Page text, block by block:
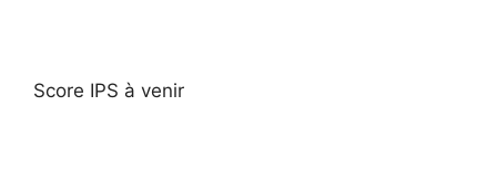
Score IPS à venir